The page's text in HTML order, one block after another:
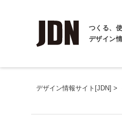
つくる、
デザイン
デザイン情報サイト[JDN] >